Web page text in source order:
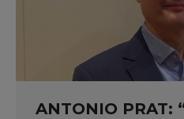
ANTONIO PRAT: